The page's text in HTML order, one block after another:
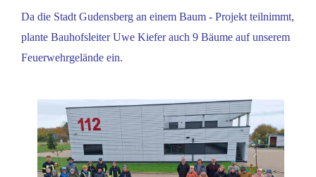
Da die Stadt Gudensberg an einem Baum - Projekt teilnimmt,
plante Bauhofsleiter Uwe Kiefer auch 9 Bäume auf unserem
Feuerwehrgelände ein.